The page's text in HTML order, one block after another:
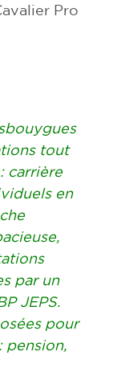
Pro
tout
carrière
en
par un
JEPS.
pour
pension,